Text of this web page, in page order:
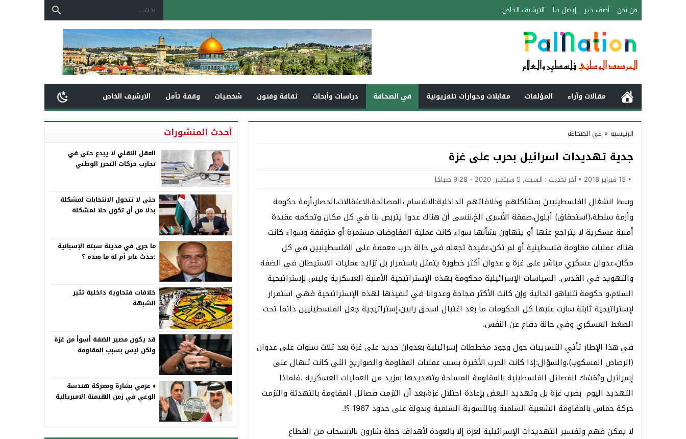
من نحن أضف خبر إتصل بنا الارشيف الخاص
مقالات وآراء المؤلفات مقابلات وحوارات تلفزيونية في الصحافة دراسات وأبحاث ثقافة وفنون شخصيات وقفة تأمل الارشيف الخاص
الرئيسية » في الصحافة
جدية تهديدات اسرائيل بحرب على غزة
15 فبراير 2018 آخر تحديث : السبت, 5 سبتمبر, 2020 - 9:28 صباحًا
وسط انشغال الفلسطينيين بمشاكلهم وخلافاتهم الداخلية:الانقسام ،المصالحة،الاعتقالات،الحصار،أزمة حكومة
وأزمة سلطة،(استحقاق) أيلول،صفقة الأسرى الخ،ننسى أن هناك عدوا يتربص بنا في كل مكان وتحكمه عقيدة
أمنية عسكرية لا يتراجع عنها أو يتهاون بشأنها سواء كانت عملية المفاوضات مستمرة أو متوقفة وسواء كانت
هناك عمليات مقاومة فلسطينية أو لم تكن،عقيدة تجعله في حالة حرب معممة على الفلسطينيين في كل
مكان،عدوان عسكري مباشر على غزة و عدوان أكثر خطورة يتمثل باستمرار بل تزايد عمليات الاستيطان في الضفة
والتهويد في القدس. السياسات الإسرائيلية محكومة بهذه الإستراتيجية الأمنية العسكرية وليس بإستراتيجية
السلام،و حكومة نتنياهو الحالية وإن كانت الأكثر فجاجة وعدوانا في تنفيذها لهذه الإستراتيجية فهي استمرار
لإستراتيجية ثابتة سارت عليها كل الحكومات ما بعد اغتيال اسحق رابين،إستراتيجية جعل الفلسطينيين دائما تحت
الضغط العسكري وفي حالة دفاع عن النفس.
في هذا الإطار تأتي التسريبات حول وجود مخططات إسرائيلية بعدوان جديد على غزة بعد ثلاث سنوات على عدوان
(الرصاص المسكوب)،والسؤال:إذا كانت الحرب الأخيرة بسبب عمليات المقاومة والصواريخ التي كانت تنهال على
إسرائيل وتَمَسُك الفصائل الفلسطينية بالمقاومة المسلحة وتهديدها بمزيد من العمليات العسكرية ،فلماذا
التهديد اليوم بضرب غزة بل وتهديد البعض بإعادة احتلال غزة،بعد أن التزمت فصائل المقاومة بالتهدئة والتزمت
حركة حماس بالمقاومة الشعبية السلمية وبالتسوية السلمية وبدولة على حدود 1967 ؟!.
لا يمكن فهم وتفسير التهديدات الإسرائيلية لغزة إلا بالعودة لأهداف خطة شارون بالانسحاب من القطاع
أحدث المنشورات
العقل النقلي لا يبدع حتى في
تجارب حركات التحرر الوطني
حتى لا تتحول الانتخابات لمشكلة
بدلا من أن تكون حلا لمشكلة
ما جرى في مدينة سبته الإسبانية
:حدث عابر أم له ما بعده ؟
خلافات فتحاوية داخلية تثير
الشبهة
قد يكون مصير الضفة أسوأ من غزة
ولكن ليس بسبب المقاومة
♦️ عزمي بشارة ومعركة هندسة
الوعي في زمن الهيمنة الامبريالية